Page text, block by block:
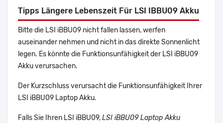
Tipps Längere Lebenszeit Für LSI IBBU09 Akku
Bitte die LSI iBBU09 nicht fallen lassen, werfen
auseinander nehmen und nicht in das direkte Sonnenlicht
legen. Es könnte die Funktionsunfähigkeit der LSI iBBU09
Akku verursachen.
Der Kurzschluss verursacht die Funktionsunfähigkeit Ihrer
LSI iBBU09 Laptop Akku.
Falls Sie Ihren LSI iBBU09,LSI iBBU09 Laptop Akku